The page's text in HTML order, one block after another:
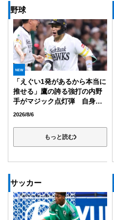
野球
NEW
「えぐい1発があるから本当に
推せる」鷹の誇る強打の内野
手がマジック点灯弾 自身の
ミス取り返す一発にファン歓
た」「打つ予感がした」
2026/8/6
もっと読む
サッカー